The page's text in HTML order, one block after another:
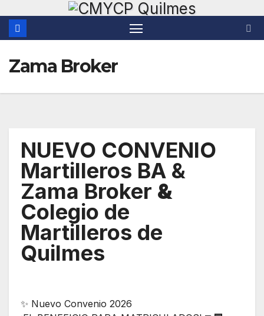
contenido
Zama Broker
NUEVO CONVENIO
Martilleros BA &
Zama Broker &
Colegio de
Martilleros de
Quilmes
✨ Nuevo Convenio 2026